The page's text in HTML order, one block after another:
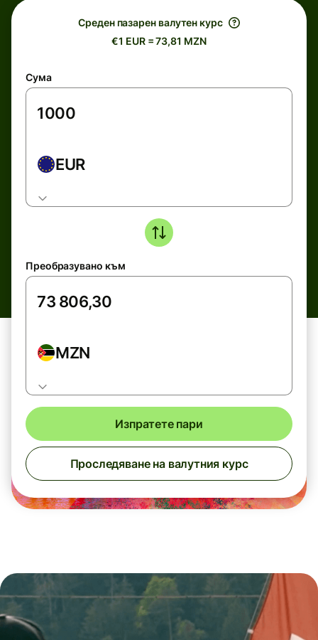
Среден пазарен валутен курс
€1 EUR = 73,81 MZN
Сума
EUR
Преобразувано към
MZN
Изпратете пари
Проследяване на валутния курс